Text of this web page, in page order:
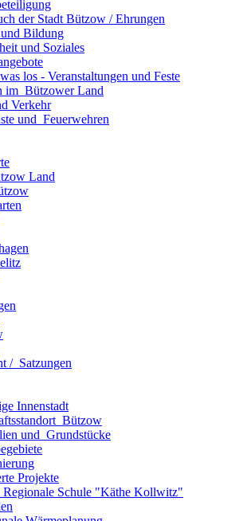
der Stadt Bützow / Ehrungen
Bildung
und Soziales
los - Veranstaltungen und Feste
im ­ Bützower Land
Verkehr
und ­ Feuerwehren
Land
/ ­ Satzungen
Innenstadt
Bützow
und ­ Grundstücke
Projekte
Regionale Schule "Käthe Kollwitz"